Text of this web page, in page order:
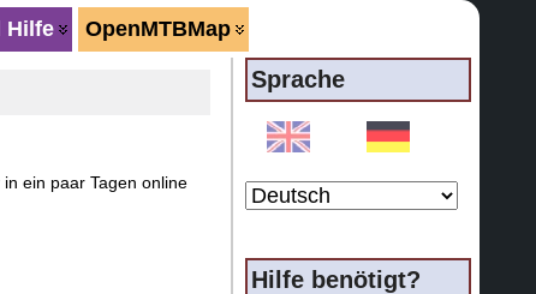
Hilfe OpenMTBMap
ein paar Tagen online
Sprache
Hilfe benötigt?